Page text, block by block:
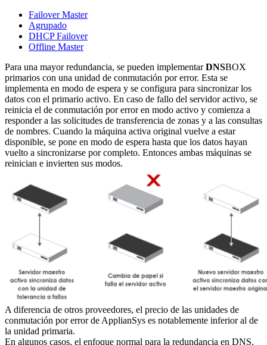
Failover Master
Agrupado
DHCP Failover
Offline Master
Para una mayor redundancia, se pueden implementarDNSBOX
primarios con una unidad de conmutación por error. Esta se
implementa en modo de espera y se configura para sincronizar los
datos con el primario activo. En caso de fallo del servidor activo, se
reinicia el de conmutación por error en modo activo y comienza a
responder a las solicitudes de transferencia de zonas y a las consultas
de nombres. Cuando la máquina activa original vuelve a estar
disponible, se pone en modo de espera hasta que los datos hayan
vuelto a sincronizarse por completo. Entonces ambas máquinas se
reinician e invierten sus modos.
A diferencia de otros proveedores, el precio de las unidades de
conmutación por error de ApplianSys es notablemente inferior al de
la unidad primaria.
En algunos casos, el enfoque normal para la redundancia en DNS,